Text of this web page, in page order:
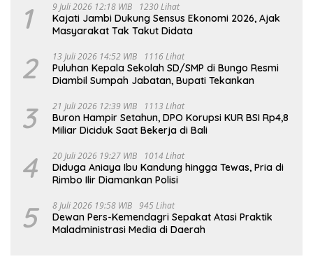
1 9 Juli 2026 12:18 WIB 1230 Lihat
Kajati Jambi Dukung Sensus Ekonomi 2026, Ajak
Masyarakat Tak Takut Didata
2 13 Juli 2026 14:52 WIB 1116 Lihat
Puluhan Kepala Sekolah SD/SMP di Bungo Resmi
Diambil Sumpah Jabatan, Bupati Tekankan
3 21 Juli 2026 12:39 WIB 1113 Lihat
Buron Hampir Setahun, DPO Korupsi KUR BSI Rp4,8
Miliar Diciduk Saat Bekerja di Bali
4 20 Juli 2026 19:27 WIB 1014 Lihat
Diduga Aniaya Ibu Kandung hingga Tewas, Pria di
Rimbo Ilir Diamankan Polisi
5 8 Juli 2026 19:58 WIB 945 Lihat
Dewan Pers-Kemendagri Sepakat Atasi Praktik
Maladministrasi Media di Daerah